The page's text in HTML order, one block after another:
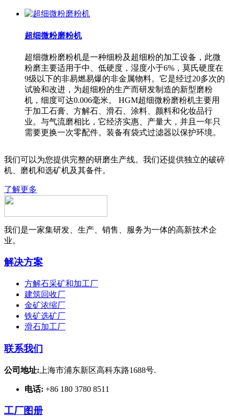
超细微粉磨粉机
超细微粉磨粉机是一种细粉及超细粉的加工设备，此微
粉磨主要适用于中、低硬度，湿度小于6%，莫氏硬度在
9级以下的非易燃易爆的非金属物料。它是经过20多次的
试验和改进，为超细粉的生产而研发制造的新型磨粉
机，细度可达0.006毫米。 HGM超细微粉磨粉机主要用
于加工石膏、方解石、滑石、涂料、颜料和化妆品行
业。与气流磨相比，它经济实惠、产量大，并且一年只
需要更换一次零配件。装备有袋式过滤器以保护环境。
我们可以为您提供完整的研磨生产线。我们还提供独立的破碎
机、磨机和选矿机及其备件。
了解更多
我们是一家集研发、生产、销售、服务为一体的高新技术企
业。
解决方案
方解石采矿和加工厂
建筑回收厂
金矿浓缩厂
铁矿选矿厂
滑石加工厂
联系我们
公司地址: 上海市浦东新区高科东路1688号.
电话: +86 180 3780 8511
工厂图册